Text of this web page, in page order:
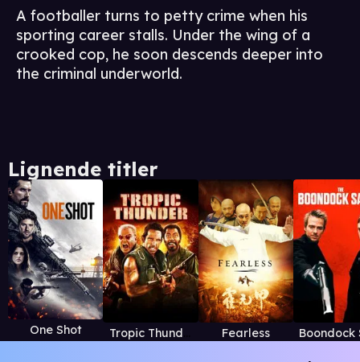
A footballer turns to petty crime when his
sporting career stalls. Under the wing of a
crooked cop, he soon descends deeper into
the criminal underworld.
Lignende titler
One Shot Tropic Thunder Fearless